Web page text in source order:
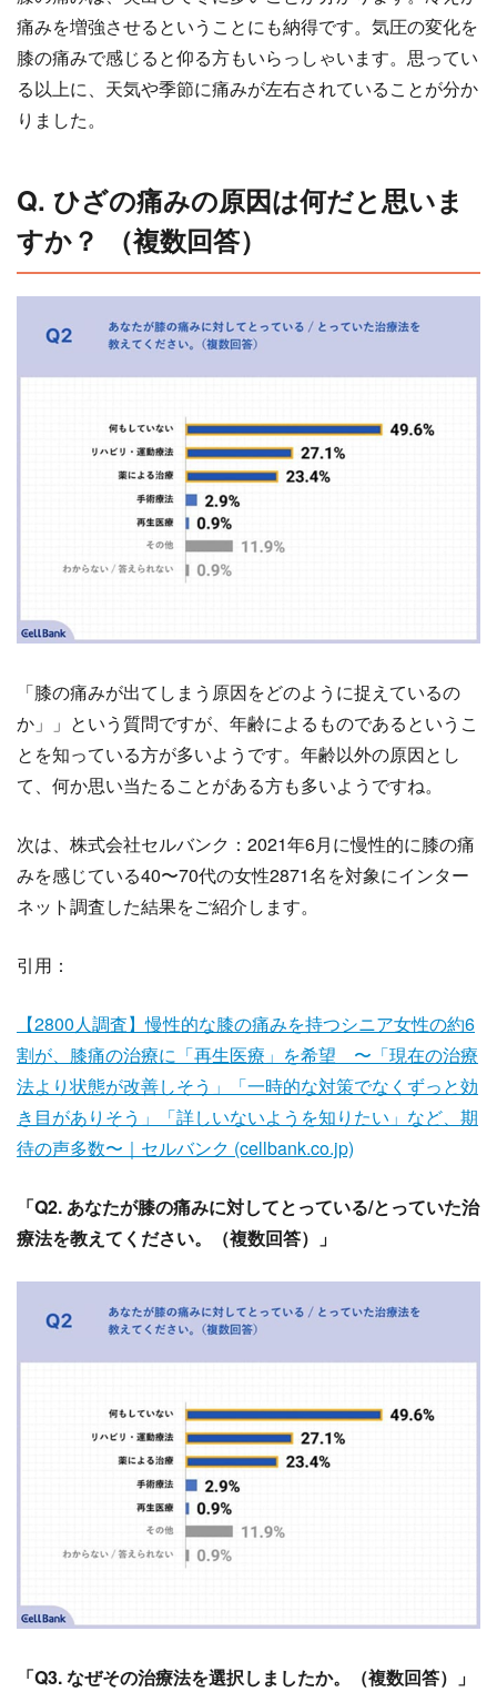
痛みを増強させるということにも納得です。気圧の変化を
膝の痛みで感じると仰る方もいらっしゃいます。思ってい
る以上に、天気や季節に痛みが左右されていることが分か
りました。
Q. ひざの痛みの原因は何だと思いま
すか？ （複数回答）
「膝の痛みが出てしまう原因をどのように捉えているの
か」」という質問ですが、年齢によるものであるというこ
とを知っている方が多いようです。年齢以外の原因とし
て、何か思い当たることがある方も多いようですね。
次は、株式会社セルバンク：2021年6月に慢性的に膝の痛
みを感じている40〜70代の女性2871名を対象にインター
ネット調査した結果をご紹介します。
引用：
【2800人調査】慢性的な膝の痛みを持つシニア女性の約6
割が、膝痛の治療に「再生医療」を希望 〜「現在の治療
法より状態が改善しそう」「一時的な対策でなくずっと効
き目がありそう」「詳しいないようを知りたい」など、期
待の声多数〜｜セルバンク (cellbank.co.jp)
「Q2. あなたが膝の痛みに対してとっている/とっていた治
療法を教えてください。（複数回答）」
「Q3. なぜその治療法を選択しましたか。（複数回答）」